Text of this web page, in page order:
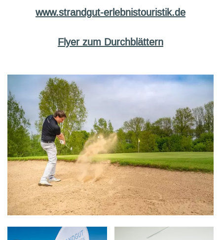
www.strandgut-erlebnistouristik.de
Flyer zum Durchblättern